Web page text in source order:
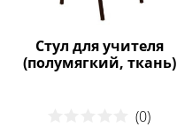
Стул для учителя
(полумягкий, ткань)
(0)